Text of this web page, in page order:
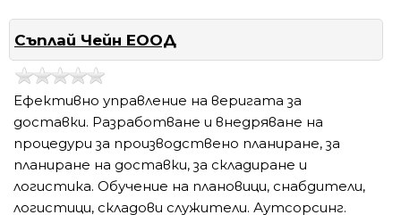
Съплай Чейн ЕООД
Ефективно управление на веригата за
доставки. Разработване и внедряване на
процедури за производствено планиране, за
планиране на доставки, за складиране и
логистика. Обучение на плановици, снабдители,
логистици, складови служители. Аутсорсинг.